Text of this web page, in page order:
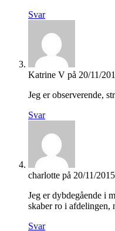
Svar
Katrine V på 20/11/
Jeg er observerende,
Svar
charlotte på 20/11/
Jeg er dybdegående i
skaber ro i afdelingen,
Svar